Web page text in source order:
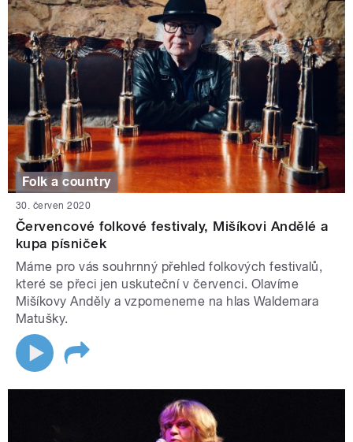
Folk a country
30. červen 2020
Červencové folkové festivaly, Mišíkovi Andělé a
kupa písniček
Máme pro vás souhrnný přehled folkových festivalů,
které se přeci jen uskuteční v červenci. Olavíme
Mišíkovy Anděly a vzpomeneme na hlas Waldemara
Matušky.